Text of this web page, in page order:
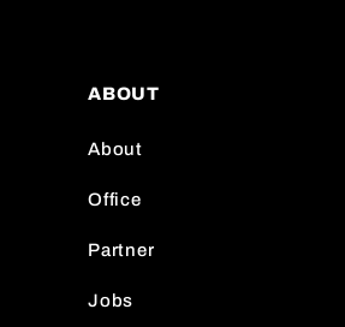
g
a
ABOUT
About
Office
Partner
Jobs